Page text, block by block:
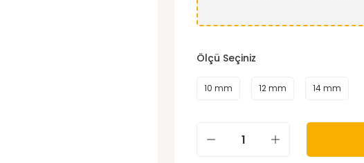
Ölçü Seçiniz
10 mm 12 mm 14 mm